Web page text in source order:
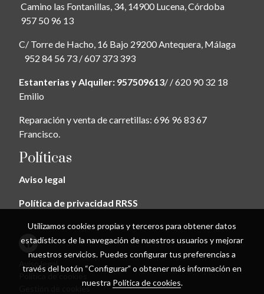
Camino las Fontanillas, 34, 14900 Lucena, Córdoba
957 50 96 13
C/ Torre de Hacho, 16 Bajo 29200 Antequera, Málaga
952 84 56 73 / 607 373 393
Estanterias y Alquiler: 957509613/ / 620 90 32 18
Emilio
Reparación y venta de carretillas: 696 96 83 67
Francisco.
Políticas
Aviso legal
Política de privacidad RRSS
Aviso legal
Gestión de cookies
Utilizamos cookies propias y terceros para obtener datos
estadísticos de la navegación de nuestros usuarios y mejorar
nuestros servicios. Puedes configurar tus preferencias a
través del botón “Configurar” o obtener más información en
nuestra Política de cookies.